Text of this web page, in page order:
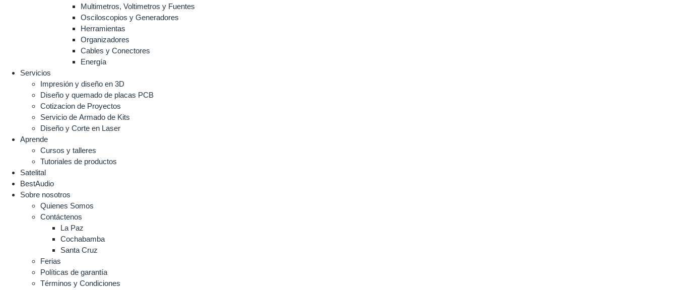
Multimetros, Voltimetros y Fuentes
Osciloscopios y Generadores
Herramientas
Organizadores
Cables y Conectores
Energía
Servicios
Impresión y diseño en 3D
Diseño y quemado de placas PCB
Cotizacion de Proyectos
Servicio de Armado de Kits
Diseño y Corte en Laser
Aprende
Cursos y talleres
Tutoriales de productos
Satelital
BestAudio
Sobre nosotros
Quienes Somos
Contáctenos
La Paz
Cochabamba
Santa Cruz
Ferias
Políticas de garantía
Términos y Condiciones